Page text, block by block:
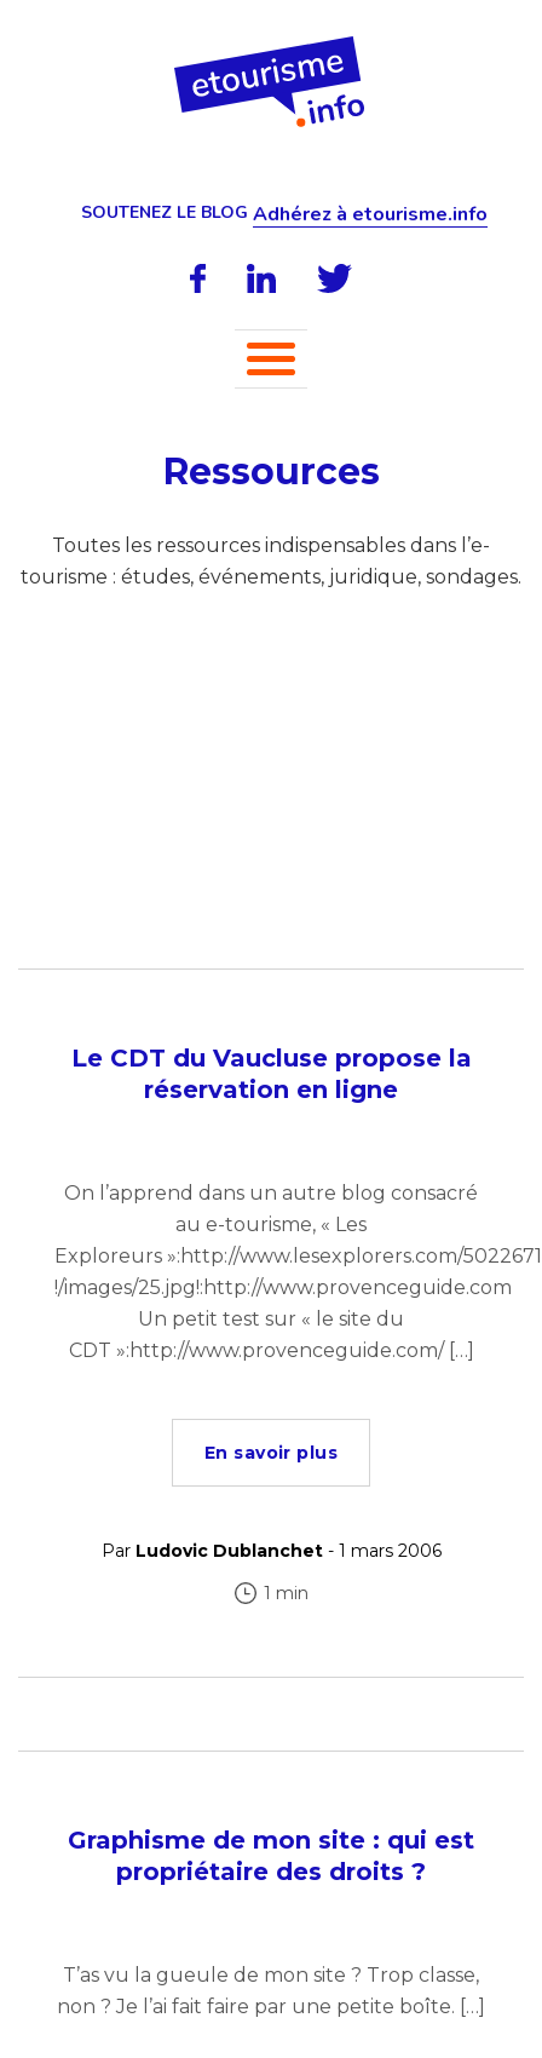
SOUTENEZ LE BLOG Adhérez à etourisme.info
Ressources
Toutes les ressources indispensables dans l’e-
tourisme : études, événements, juridique, sondages.
Le CDT du Vaucluse propose la
réservation en ligne
On l’apprend dans un autre blog consacré
au e-tourisme, « Les
Exploreurs »:http://www.lesexplorers.com/
!/images/25.jpg!:http://www.provenceguide.com
Un petit test sur « le site du
CDT »:http://www.provenceguide.com/ […]
En savoir plus
Par Ludovic Dublanchet- 1 mars 2006
1 min
Graphisme de mon site : qui est
propriétaire des droits ?
T’as vu la gueule de mon site ? Trop classe,
non ? Je l’ai fait faire par une petite boîte. […]